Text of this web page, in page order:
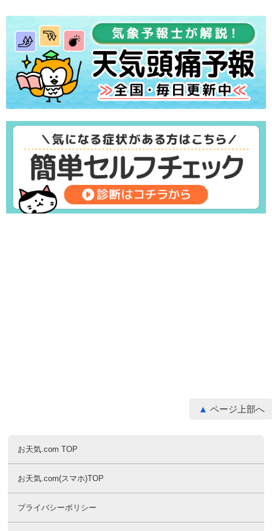
ページ上部へ
お天気.com TOP
お天気.com(スマホ)TOP
プライバシーポリシー